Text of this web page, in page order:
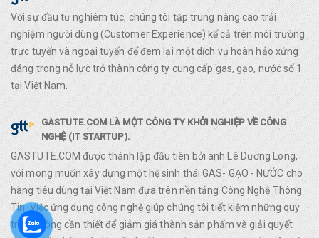
Với sự đầu tư nghiêm túc, chúng tôi tập trung nâng cao trải
nghiệm người dùng (Customer Experience) kể cả trên môi trường
trực tuyến và ngoại tuyến để đem lại một dịch vụ hoàn hảo xứng
đáng trong nỗ lực trở thành công ty cung cấp gas, gạo, nước số 1
tại Việt Nam.
GASTUTE.COM LÀ MỘT CÔNG TY KHỞI NGHIỆP VỀ CÔNG
NGHỆ (IT STARTUP).
GASTUTE.COM được thành lập đầu tiên bởi anh Lê Dương Long,
với mong muốn xây dựng một hệ sinh thái GAS- GẠO - NƯỚC cho
hàng tiêu dùng tại Việt Nam đựa trên nền tảng Công Nghệ Thông
Tin. Việc ứng dụng công nghệ giúp chúng tôi tiết kiệm những quy
trình không cần thiết để giảm giá thành sản phẩm và giải quyết